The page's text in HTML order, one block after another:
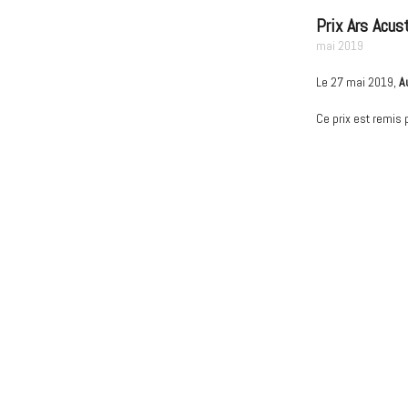
Prix Ars
mai 2019
Le 27 mai 2019,
Ce prix est remis